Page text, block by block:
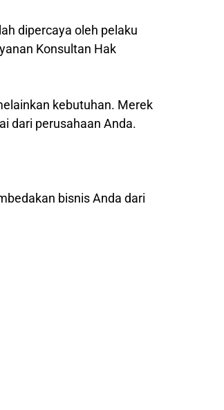
dipercaya oleh pelaku
Konsultan Hak
kebutuhan. Merek
dari perusahaan Anda.
bisnis Anda dari